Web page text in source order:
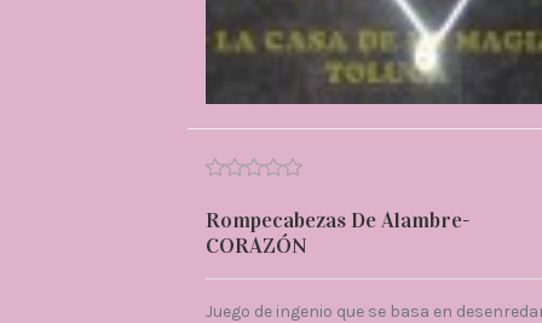
Rompecabezas De Alambre-
CORAZÓN
Juego de ingenio que se basa en